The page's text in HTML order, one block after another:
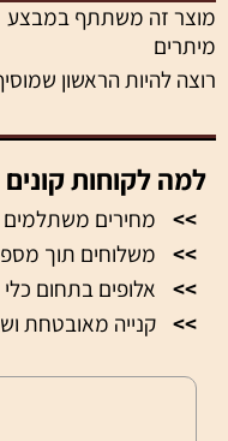
מוצר זה משתתף במבצע
מיתרים
רוצה להיות הראשון
למה לקוחות
>>
מחירים משתלמים
>>
משלוחים תוך
>>
אלופים בתחום כלי
>> קנייה מאובטחת